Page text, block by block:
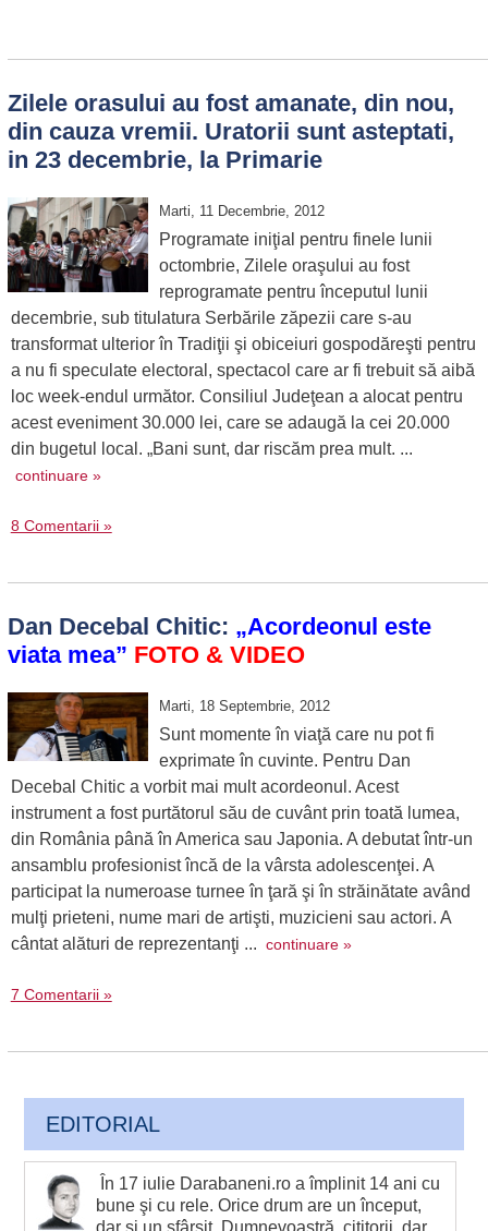
Zilele orasului au fost amanate, din nou,
din cauza vremii. Uratorii sunt asteptati,
in 23 decembrie, la Primarie
Marti, 11 Decembrie, 2012
Programate iniţial pentru finele lunii
octombrie, Zilele oraşului au fost
reprogramate pentru începutul lunii
decembrie, sub titulatura Serbările zăpezii care s-au
transformat ulterior în Tradiţii şi obiceiuri gospodăreşti pentru
a nu fi speculate electoral, spectacol care ar fi trebuit să aibă
loc week-endul următor. Consiliul Judeţean a alocat pentru
acest eveniment 30.000 lei, care se adaugă la cei 20.000
din bugetul local. „Bani sunt, dar riscăm prea mult. ...
continuare »
8 Comentarii »
Dan Decebal Chitic: „Acordeonul este
viata mea” FOTO & VIDEO
Marti, 18 Septembrie, 2012
Sunt momente în viaţă care nu pot fi
exprimate în cuvinte. Pentru Dan
Decebal Chitic a vorbit mai mult acordeonul. Acest
instrument a fost purtătorul său de cuvânt prin toată lumea,
din România până în America sau Japonia. A debutat într-un
ansamblu profesionist încă de la vârsta adolescenţei. A
participat la numeroase turnee în ţară şi în străinătate având
mulţi prieteni, nume mari de artişti, muzicieni sau actori. A
cântat alături de reprezentanţi ... continuare »
7 Comentarii »
EDITORIAL
În 17 iulie Darabaneni.ro a împlinit 14 ani cu
bune şi cu rele. Orice drum are un început,
dar şi un sfârşit. Dumnevoastră, cititorii, dar